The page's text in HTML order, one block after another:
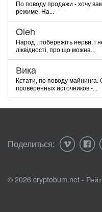
По поводу продажи - хочу
режиме. На...
Oleh
Народ , побережіть нерви, і
ліквідності, про що можна...
Вика
Кстати, по поводу
проверенных источников -...
Поделиться:
© 2026 cryptobum.net -